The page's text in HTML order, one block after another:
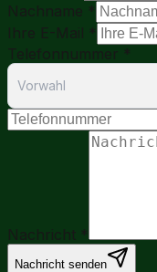
Nachname *
Ihre E-Mail *
Telefonnummer *
Vorwahl
Nachricht *
Nachricht senden